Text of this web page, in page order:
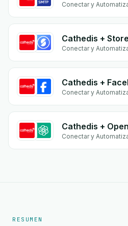
Conectar y
Cathedis +
Conectar y
Conectar y
Cathedis +
Conectar y
RESUMEN